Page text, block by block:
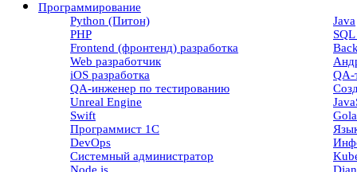
Программирование
Python (Питон)
Java
PHP
Frontend (фронтенд) разработка
Web разработчик
iOS разработка
QA-
QA-инженер по тестированию
Unreal Engine
Swift
Программист 1С
DevOps
Системный администратор